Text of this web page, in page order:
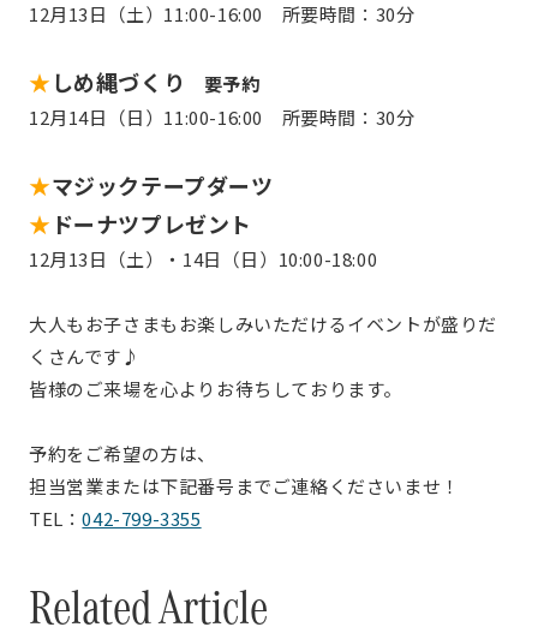
12月13日（土）11:00-16:00 所要時間：30分
★しめ縄づくり
要予約
12月14日（日）11:00-16:00 所要時間：30分
★マジックテープダーツ
★ ドーナツプレゼント
12月13日（土）・14日（日）10:00-18:00
大人もお子さまもお楽しみいただけるイベントが盛りだ
くさんです♪
皆様のご来場を心よりお待ちしております。
予約をご希望の方は、
担当営業または下記番号までご連絡くださいませ！
TEL：042-799-3355
Related Article